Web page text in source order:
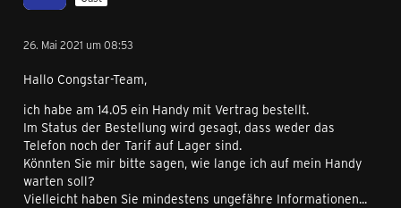
26. Mai 2021 um 08:53
Hallo Congstar-Team,
ich habe am 14.05 ein Handy mit Vertrag bestellt.
Im Status der Bestellung wird gesagt, dass weder das
Telefon noch der Tarif auf Lager sind.
Könnten Sie mir bitte sagen, wie lange ich auf mein Handy
warten soll?
Vielleicht haben Sie mindestens ungefähre Informationen...